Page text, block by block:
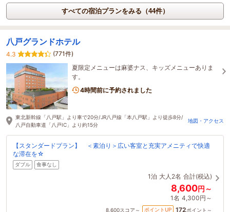
すべての宿泊プランをみる（44件）
八戸グランドホテル
4.3
(771件)
夏限定メニューは麻婆ナス、キッズメニューありま
す。
4時間前に予約されました
東北新幹線「八戸駅」より車で20分/JR八戸線「本八戸駅」より徒歩8分/
八戸自動車道「八戸IC」より約15分
地図・アクセス
【スタンダードプラン】 ＜素泊り＞広い客室と充実アメニティで快適
な滞在を☆
ダブル 食事なし
1泊 大人2名 合計(税込)
8,600円～
1名 4,300円～
8,600スコア～ ポイントUP 172ポイント～